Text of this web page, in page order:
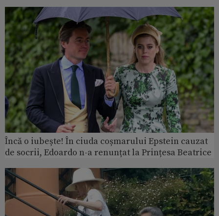
Încă o iubește! În ciuda coșmarului Epstein cauzat
de socrii, Edoardo n-a renunțat la Prințesa Beatrice